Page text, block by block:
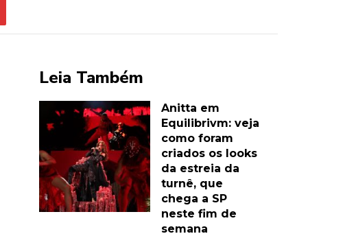
Leia Também
Anitta em
Equilibrivm: veja
como foram
criados os looks
da estreia da
turnê, que
chega a SP
neste fim de
semana